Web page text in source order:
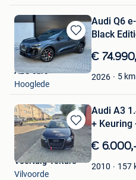
Bewaren
in
Mijn
Favorieten
Audi Q6
Black
€
2026 5 km
ALG cars
Hooglede
Bewaren
in
Mijn
Favorieten
Audi A3
+ Keuring
€
2010 157
Voertuig-voiture
Vilvoorde